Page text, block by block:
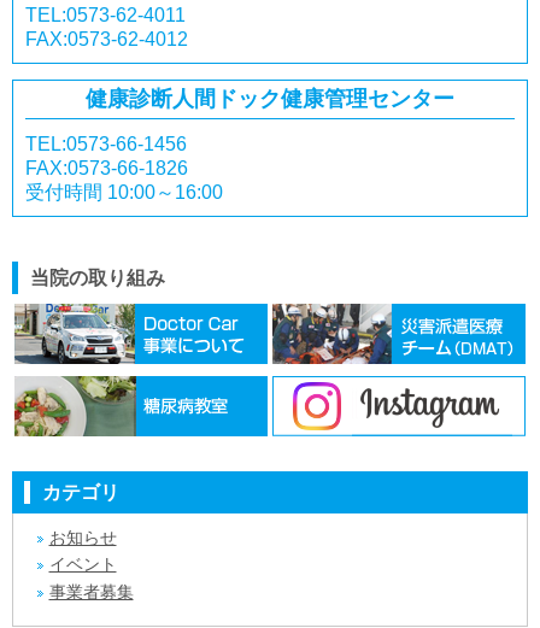
TEL:0573-62-4011
FAX:0573-62-4012
健康診断人間ドック健康管理センター
TEL:0573-66-1456
FAX:0573-66-1826
受付時間 10:00～16:00
当院の取り組み
カテゴリ
お知らせ
イベント
事業者募集